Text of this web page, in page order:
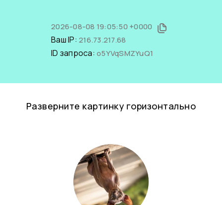
2026-08-08 19:05:50 +0000
Ваш IP: 216.73.217.68
ID запроса: o5YVqSMZYuQ1
Разверните картинку горизонтально